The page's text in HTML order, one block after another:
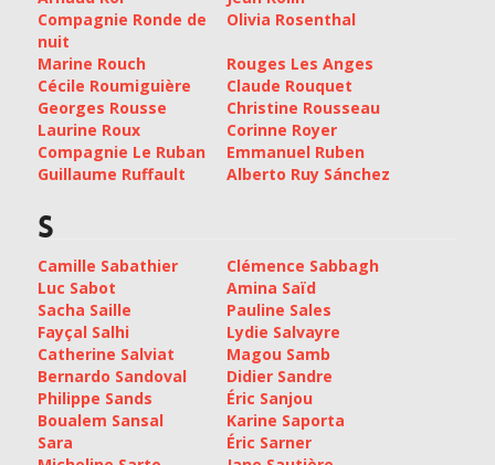
Compagnie Ronde de
nuit
Olivia Rosenthal
Marine Rouch
Rouges Les Anges
Cécile Roumiguière
Claude Rouquet
Georges Rousse
Christine Rousseau
Laurine Roux
Corinne Royer
Compagnie Le Ruban
Emmanuel Ruben
Guillaume Ruffault
Alberto Ruy Sánchez
S
Camille Sabathier
Clémence Sabbagh
Luc Sabot
Amina Saïd
Sacha Saille
Pauline Sales
Fayçal Salhi
Lydie Salvayre
Catherine Salviat
Magou Samb
Bernardo Sandoval
Didier Sandre
Philippe Sands
Éric Sanjou
Boualem Sansal
Karine Saporta
Sara
Éric Sarner